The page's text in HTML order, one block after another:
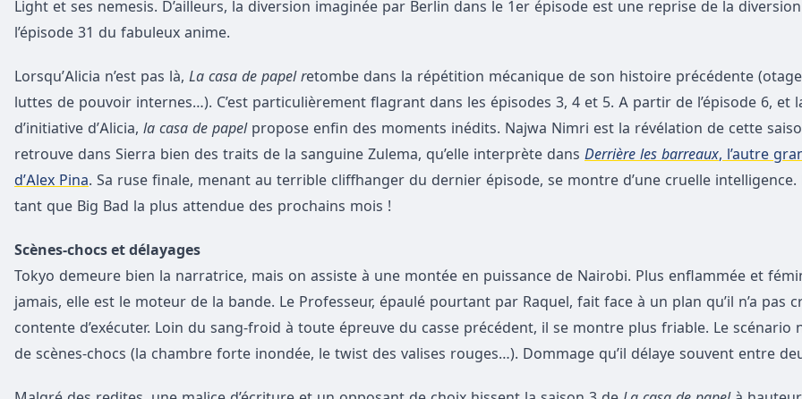
Light et ses nemesis. D’ailleurs, la diversion imaginée par Berlin dans le 1er épisode est une reprise de la
l’épisode 31 du fabuleux anime.
Lorsqu’Alicia n’est pas là, La casa de papel retombe dans la répétition mécanique de son histoire précédente
luttes de pouvoir internes…). C’est particulièrement flagrant dans les épisodes 3, 4 et 5. A partir de l’épisode 6, et
d’initiative d’Alicia, la casa de papelpropose enfin des moments inédits. Najwa Nimri est la révélation de cette
retrouve dans Sierra bien des traits de la sanguine Zulema, qu’elle interprète dans Derrière les barreaux, l’autre
d’Alex Pina. Sa ruse finale, menant au terrible cliffhanger du dernier épisode, se montre d’une cruelle intelligence.
tant que Big Bad la plus attendue des prochains mois !
Scènes-chocs et délayages
Tokyo demeure bien la narratrice, mais on assiste à une montée en puissance de Nairobi. Plus enflammée et
jamais, elle est le moteur de la bande. Le Professeur, épaulé pourtant par Raquel, fait face à un plan qu’il n’a pas
contente d’exécuter. Loin du sang-froid à toute épreuve du casse précédent, il se montre plus friable. Le scénario
de scènes-chocs (la chambre forte inondée, le twist des valises rouges…). Dommage qu’il délaye souvent entre